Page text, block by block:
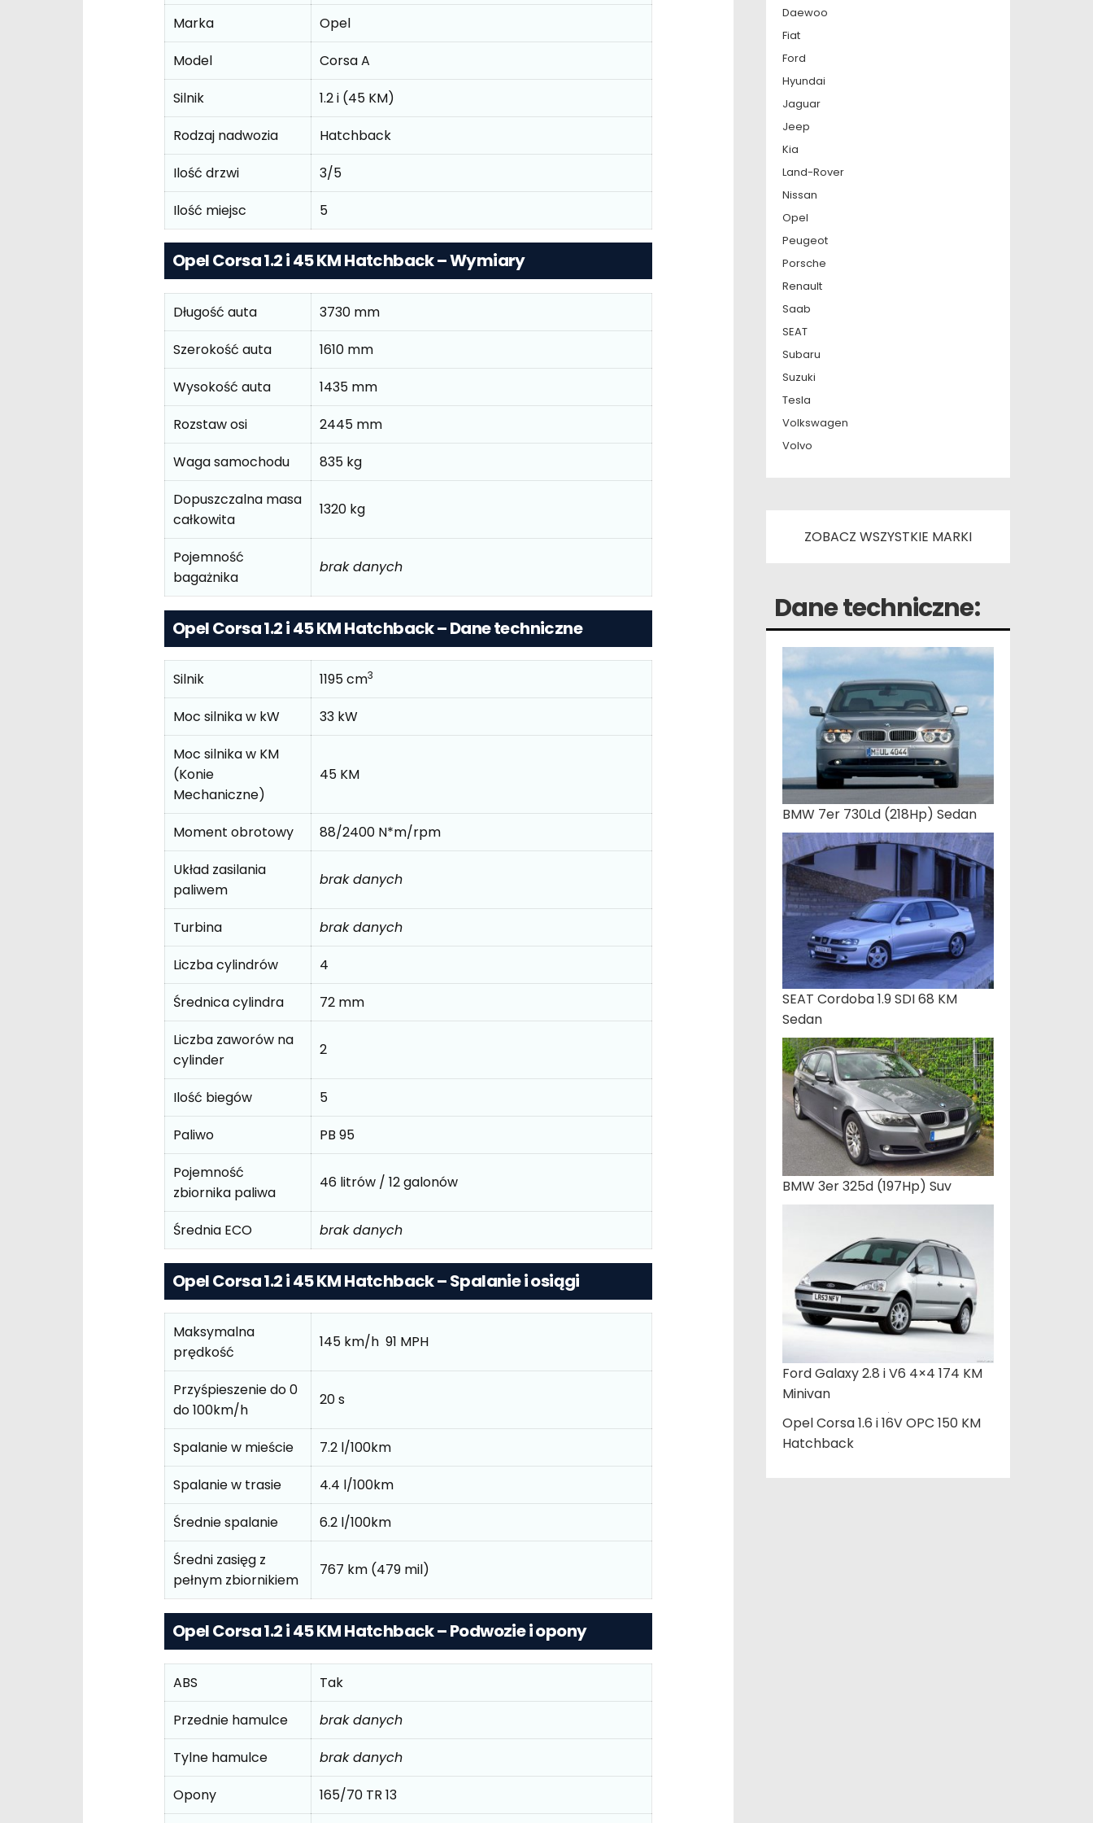
Marka
Opel
Model
Corsa A
Silnik
1.2 i (45 KM)
Rodzaj nadwozia
Hatchback
Ilość drzwi
3/5
Ilość miejsc
5
Opel Corsa 1.2 i 45 KM Hatchback – Wymiary
Długość auta
3730 mm
Szerokość auta
1610 mm
Wysokość auta
1435 mm
Rozstaw osi
2445 mm
Waga samochodu
835 kg
Dopuszczalna masa
całkowita
1320 kg
Pojemność
bagażnika
brak danych
Opel Corsa 1.2 i 45 KM Hatchback – Dane techniczne
Silnik 1195 cm3
Moc silnika w kW
33 kW
Moc silnika w KM
(Konie
Mechaniczne)
45 KM
Moment obrotowy
88/2400 N*m/rpm
Układ zasilania
paliwem
brak danych
Turbina
brak danych
Liczba cylindrów
4
Średnica cylindra
72 mm
Liczba zaworów na
cylinder
2
Ilość biegów
5
Paliwo
PB 95
Pojemność
zbiornika paliwa
46 litrów / 12 galonów
Średnia ECO brak danych
Opel Corsa 1.2 i 45 KM Hatchback – Spalanie i osiągi
Maksymalna
prędkość
145 km/h 91 MPH
Przyśpieszenie do 0
do 100km/h
20 s
Spalanie w mieście
7.2 l/100km
Spalanie w trasie
4.4 l/100km
Średnie spalanie
6.2 l/100km
Średni zasięg z
pełnym zbiornikiem
767 km (479 mil)
Opel Corsa 1.2 i 45 KM Hatchback – Podwozie i opony
ABS
Tak
Przednie hamulce
brak danych
Tylne hamulce
brak danych
Opony
165/70 TR 13
Daewoo
Fiat
Ford
Hyundai
Jaguar
Jeep
Kia
Land-Rover
Nissan
Opel
Peugeot
Porsche
Renault
Saab
SEAT
Subaru
Suzuki
Tesla
Volkswagen
Volvo
ZOBACZ WSZYSTKIE MARKI
Dane techniczne:
BMW 7er 730Ld (218Hp) Sedan
SEAT Cordoba 1.9 SDI 68 KM
Sedan
BMW 3er 325d (197Hp) Suv
Ford Galaxy 2.8 i V6 4×4 174 KM
Minivan
Opel Corsa 1.6 i 16V OPC 150 KM
Hatchback